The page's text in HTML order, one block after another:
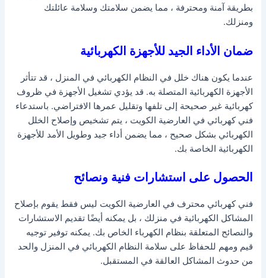
بطريقة آمنة ومحترفة ، مما يضمن سلامتك وسلامة عائلتك
ومنزلك.
ضمان الأداء الجيد للأجهزة الكهربائية
عندما يكون هناك خلل في النظام الكهربائي في المنزل ، قد تتأثر
الأجهزة الكهربائية المتصلة به. قد يؤدي تشغيل الأجهزة في ظروف
كهربائية غير صحيحة إلى تلفها وتقليل عمرها الافتراضي. باستدعاء
فني كهربائي في العارضية الكويت ، يتم تشخيص وإصلاح الخلل
الكهربائي بشكل صحيح ، مما يضمن أداء جيد وطويل الأمد للأجهزة
الكهربائية الخاصة بك.
الحصول على استشارات فنية ونصائح
فني كهربائي محترف في العارضية الكويت ليس فقط يقوم بإصلاح
المشاكل الكهربائية في منزلك ، بل يمكنه أيضًا تقديم الاستشارات
والنصائح المتعلقة بنظام الكهرباء الخاص بك. يمكنه توفير توجيه
قيم ومهم للحفاظ على سلامة النظام الكهربائي في المنزل والحد
من حدوث المشاكل العالقة في المستقبل.